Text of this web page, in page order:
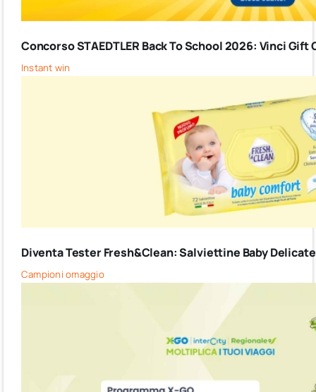
Concorso STAEDTLER Back To School 2026: Vinci Gift
Instant win
Diventa Tester Fresh&Clean: Salviettine Baby
Campioni omaggio